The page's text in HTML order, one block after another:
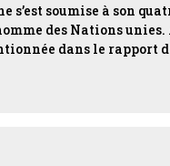
s’est soumise à son
des Nations
dans le rapport